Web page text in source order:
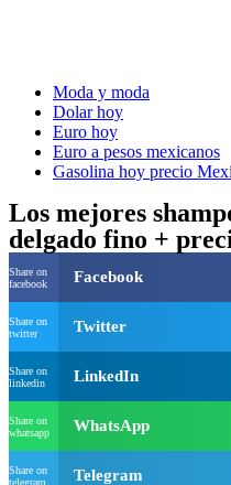
Moda y moda
Dolar hoy
Euro hoy
Euro a pesos mexicanos
Gasolina hoy precio
Los mejores
delgado fino +
Share on
facebook
Facebook
Share on
twitter
Twitter
Share on
linkedin
LinkedIn
Share on
whatsapp
WhatsApp
Share on
telegram
Telegram